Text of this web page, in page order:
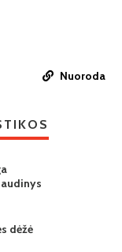
Nuoroda
dėžė